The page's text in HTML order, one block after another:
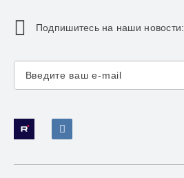
Подпишитесь на наши новости: